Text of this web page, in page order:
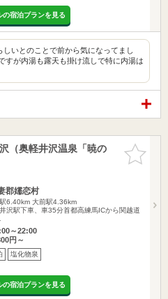
の宿泊プランを見る
いとのことで前から気になってまし
すが内湯も露天も掛け流しで特に内湯は
お気に入
りに追加
（奥軽井沢温泉「暁の
郡嬬恋村
6.40km 大前駅4.36km
沢駅下車、車35分首都高練馬ICから関越道
～22:00
円～
塩化物泉
の宿泊プランを見る